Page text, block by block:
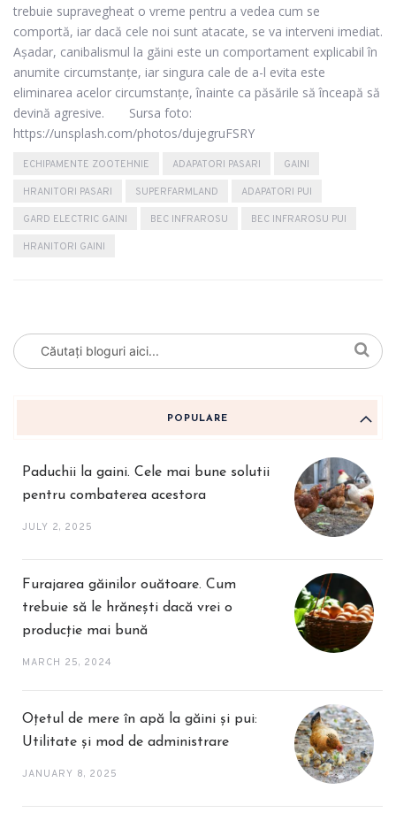
trebuie supravegheat o vreme pentru a vedea cum se
comportă, iar dacă cele noi sunt atacate, se va interveni imediat.
Așadar, canibalismul la găini este un comportament explicabil în
anumite circumstanțe, iar singura cale de a-l evita este
eliminarea acelor circumstanțe, înainte ca păsările să înceapă să
devină agresive.
Sursa foto:
https://unsplash.com/photos/dujegruFSRY
ECHIPAMENTE ZOOTEHNIE ADAPATORI PASARI GAINI
HRANITORI PASARI SUPERFARMLAND ADAPATORI PUI
GARD ELECTRIC GAINI BEC INFRAROSU BEC INFRAROSU PUI
HRANITORI GAINI
POPULARE
Paduchii la gaini. Cele mai bune solutii
pentru combaterea acestora
JULY 2, 2025
Furajarea găinilor ouătoare. Cum
trebuie să le hrănești dacă vrei o
producție mai bună
MARCH 25, 2024
Oțetul de mere în apă la găini și pui:
Utilitate și mod de administrare
JANUARY 8, 2025